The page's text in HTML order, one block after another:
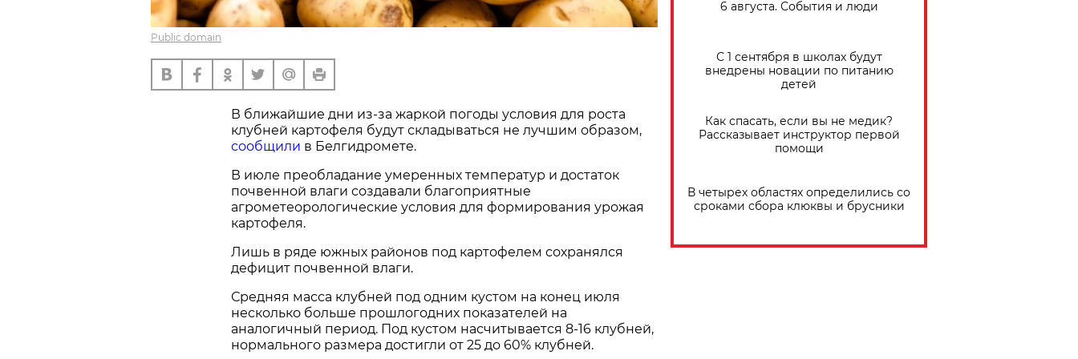
Public domain
В ближайшие дни из-за жаркой погоды условия для роста
клубней картофеля будут складываться не лучшим образом,
сообщили в Белгидромете.
В июле преобладание умеренных температур и достаток
почвенной влаги создавали благоприятные
агрометеорологические условия для формирования урожая
картофеля.
Лишь в ряде южных районов под картофелем сохранялся
дефицит почвенной влаги.
Средняя масса клубней под одним кустом на конец июля
несколько больше прошлогодних показателей на
аналогичный период. Под кустом насчитывается 8-16 клубней,
нормального размера достигли от 25 до 60% клубней.
6 августа. События и люди
С 1 сентября в школах будут
внедрены новации по питанию
детей
Как спасать, если вы не медик?
Рассказывает инструктор первой
помощи
В четырех областях определились со
сроками сбора клюквы и брусники